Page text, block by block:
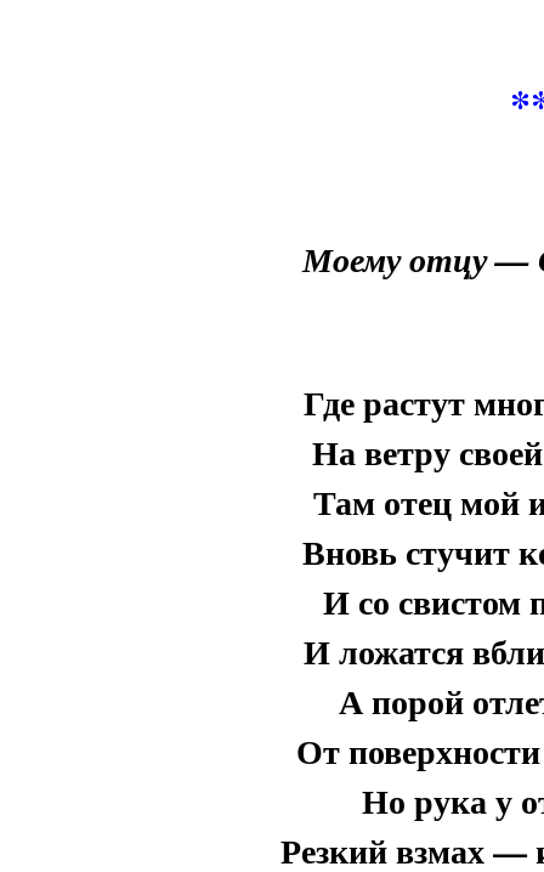
Моему отцу —
Где растут
На ветру
Там отец мой
Вновь стучит
И со свистом
И ложатся
А порой
От
Но рука у
Резкий взмах —